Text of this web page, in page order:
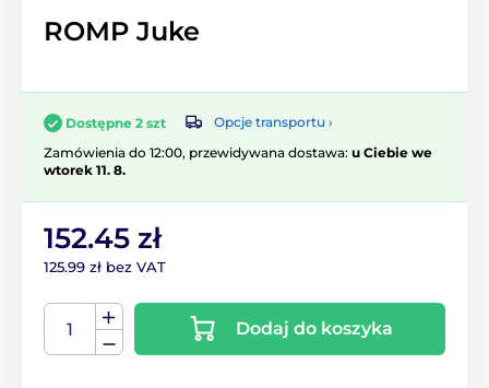
ROMP Juke
Dostępne 2 szt
Opcje transportu ›
Zamówienia do 12:00, przewidywana dostawa: u Ciebie we
wtorek 11. 8.
152.45 zł
125.99 zł bez VAT
Dodaj do koszyka